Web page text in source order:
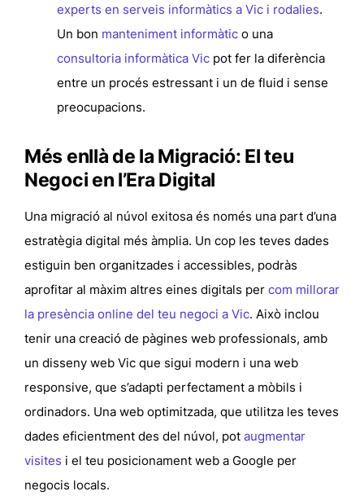
experts en serveis informàtics a Vic i rodalies.
Un bon manteniment informàtic o una
consultoria informàtica Vic pot fer la diferència
entre un procés estressant i un de fluid i sense
preocupacions.
Més enllà de la Migració: El teu
Negoci en l’Era Digital
Una migració al núvol exitosa és només una part d’una
estratègia digital més àmplia. Un cop les teves dades
estiguin ben organitzades i accessibles, podràs
aprofitar al màxim altres eines digitals per com millorar
la presència online del teu negoci a Vic. Això inclou
tenir una creació de pàgines web professionals, amb
un disseny web Vic que sigui modern i una web
responsive, que s’adapti perfectament a mòbils i
ordinadors. Una web optimitzada, que utilitza les teves
dades eficientment des del núvol, pot augmentar
visites i el teu posicionament web a Google per
negocis locals.